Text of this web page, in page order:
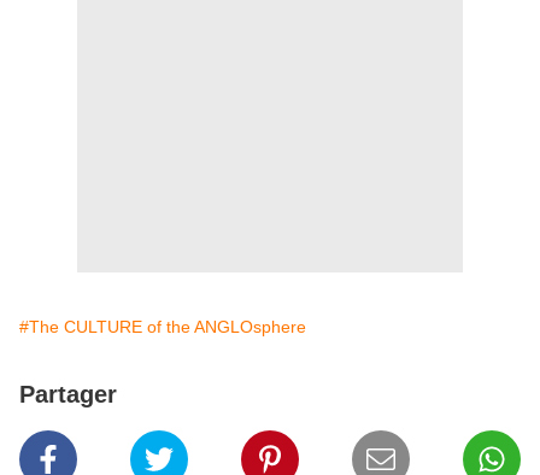
#The CULTURE of the ANGLOsphere
Partager